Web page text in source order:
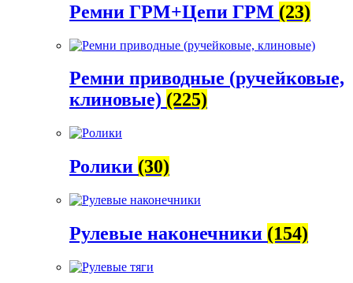
Ремни ГРМ+Цепи ГРМ (23)
Ремни приводные (ручейковые,
клиновые) (225)
Ролики (30)
Рулевые наконечники (154)